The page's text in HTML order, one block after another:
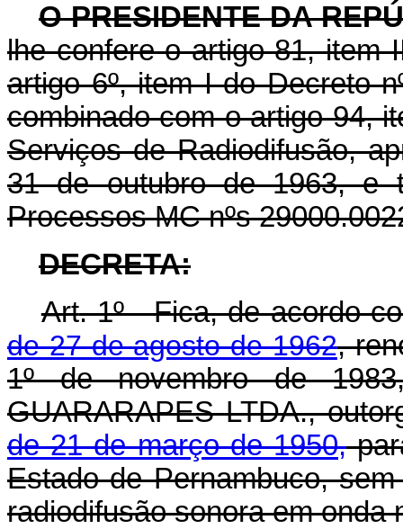
O PRESIDENTE DA
lhe confere o artigo 81, item
artigo 6º, item I do Decreto
combinado com o artigo 94,
Serviços de Radiodifusão,
31 de outubro de 1963, e
Processos MC nºs
DECRETA:
Art. 1º - Fica, de acordo
de 27 de agosto de 1962,
1º de novembro de
GUARARAPES LTDA.,
de 21 de março de 1950,
Estado de Pernambuco,
radiodifusão sonora em onda